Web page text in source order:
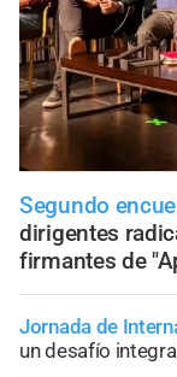
Segundo
dirigentes
firmantes de
Jornada de
un desafío